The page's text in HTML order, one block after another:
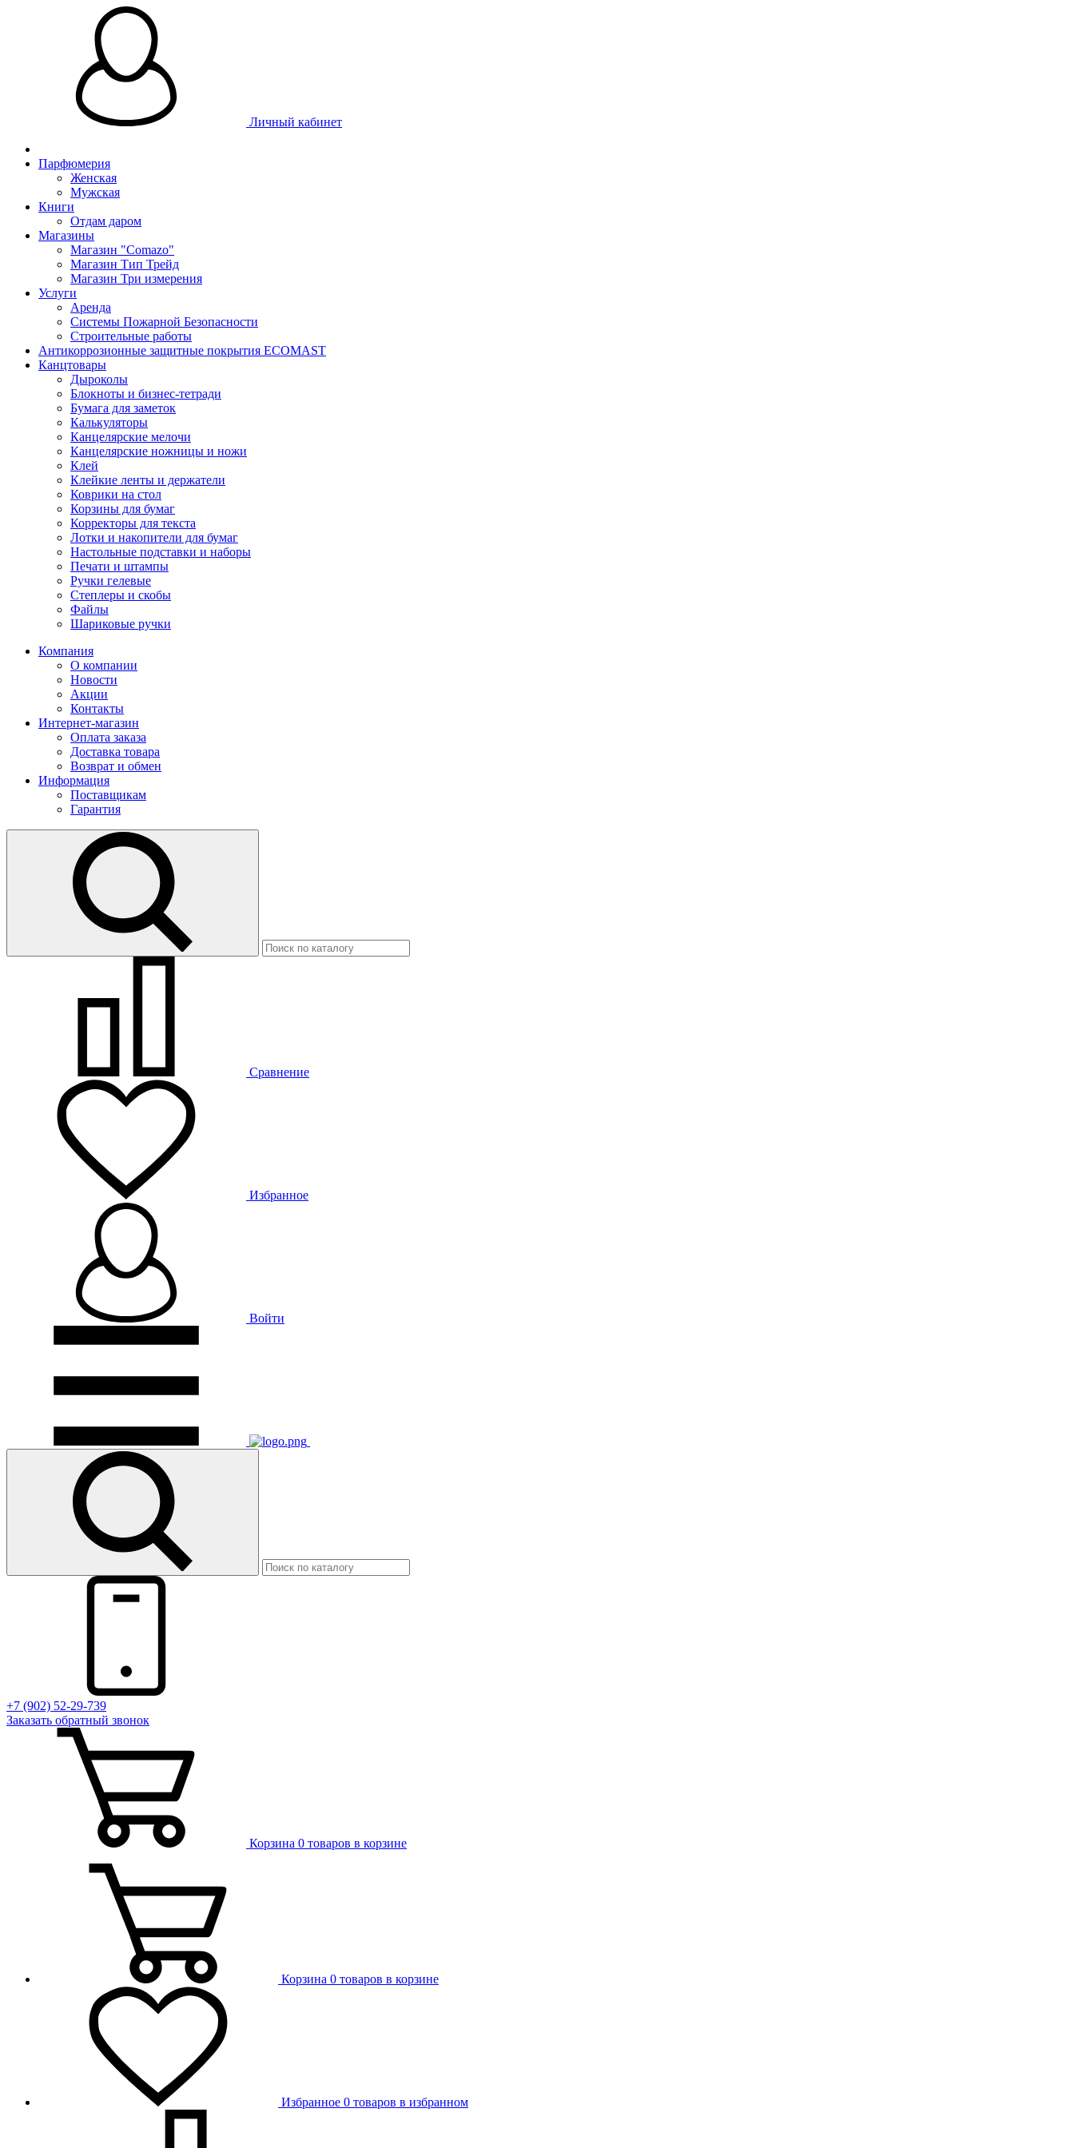
Личный кабинет
Парфюмерия
Женская
Мужская
Книги
Отдам даром
Магазины
Магазин "Comazo"
Магазин Тип Трейд
Магазин Три измерения
Услуги
Аренда
Системы Пожарной Безопасности
Строительные работы
Антикоррозионные защитные покрытия ECOMAST
Канцтовары
Дыроколы
Блокноты и бизнес-тетради
Бумага для заметок
Калькуляторы
Канцелярские мелочи
Канцелярские ножницы и ножи
Клей
Клейкие ленты и держатели
Коврики на стол
Корзины для бумаг
Корректоры для текста
Лотки и накопители для бумаг
Настольные подставки и наборы
Печати и штампы
Ручки гелевые
Степлеры и скобы
Файлы
Шариковые ручки
Компания
О компании
Новости
Акции
Контакты
Интернет-магазин
Оплата заказа
Доставка товара
Возврат и обмен
Информация
Поставщикам
Гарантия
Сравнение
Избранное
Войти
+7 (902) 52-29-739
Заказать обратный звонок
Корзина 0 товаров в корзине
Корзина 0 товаров в корзине
Избранное 0 товаров в избранном